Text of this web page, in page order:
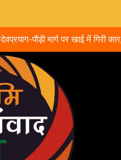
देवप्रयाग-पौड़ी मार्ग पर खाई में गिरी
का इलाज जारी